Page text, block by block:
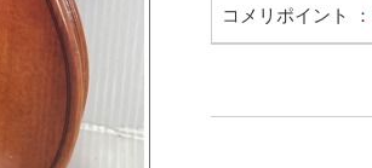
コメリポイント ：